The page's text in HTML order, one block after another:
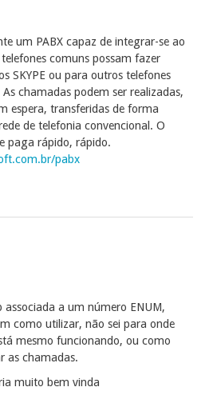
um PABX capaz de integrar-se ao
comuns possam fazer
SKYPE ou para outros telefones
As chamadas podem ser realizadas,
espera, transferidas de forma
de telefonia convencional. O
paga rápido, rápido.
pabx
a um número ENUM,
como utilizar, não sei para onde
mesmo funcionando, ou como
as chamadas.
muito bem vinda